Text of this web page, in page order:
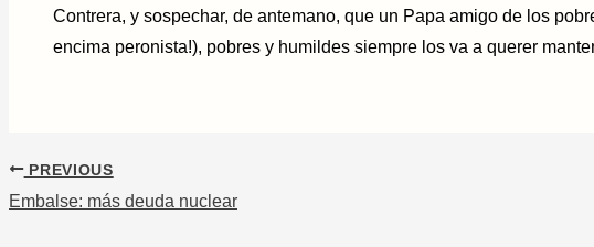
Contrera, y sospechar, de antemano, que un Papa amigo de los
encima peronista!), pobres y humildes siempre los va a querer
PREVIOUS
Embalse: más deuda nuclear